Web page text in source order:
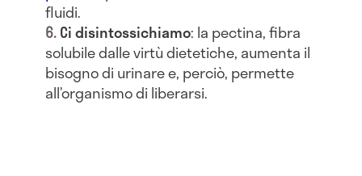
fluidi.
Ci disintossichiamo: la pectina, fibra
solubile dalle virtù dietetiche, aumenta il
bisogno di urinare e, perciò, permette
all’organismo di liberarsi.